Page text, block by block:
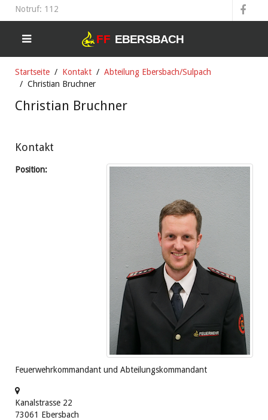
Notruf: 112
Startseite Kontakt
Abteilung Ebersbach/Sulpach
Christian Bruchner
Christian Bruchner
Kontakt
Position:
Feuerwehrkommandant und Abteilungskommandant
Kanalstrasse 22
73061 Ebersbach